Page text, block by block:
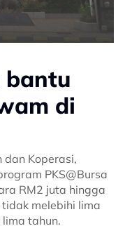
bantu
di
dan Koperasi,
PKS@Bursa
RM2 juta hingga
melebihi lima
tahun.